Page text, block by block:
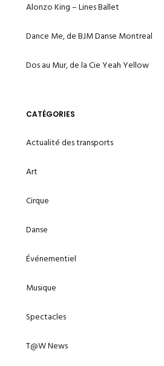
Alonzo King – Lines Ballet
Dance Me, de BJM Danse Montreal
Dos au Mur, de la Cie Yeah Yellow
CATÉGORIES
Actualité des transports
Art
Cirque
Danse
Événementiel
Musique
Spectacles
T@W News